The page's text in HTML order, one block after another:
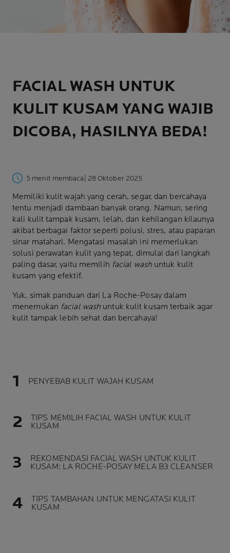
FACIAL WASH UNTUK
KULIT KUSAM YANG WAJIB
DICOBA, HASILNYA BEDA!
5 menit membaca | 28 Oktober 2025
Memiliki kulit wajah yang cerah, segar, dan bercahaya
tentu menjadi dambaan banyak orang. Namun, sering
kali kulit tampak kusam, lelah, dan kehilangan kilaunya
akibat berbagai faktor seperti polusi, stres, atau paparan
sinar matahari. Mengatasi masalah ini memerlukan
solusi perawatan kulit yang tepat, dimulai dari langkah
paling dasar, yaitu memilih facial washuntuk kulit
kusam yang efektif.
Yuk, simak panduan dari La Roche-Posay dalam
menemukan facial wash untuk kulit kusam terbaik agar
kulit tampak lebih sehat dan bercahaya!
PENYEBAB KULIT WAJAH KUSAM
TIPS MEMILIH FACIAL WASH UNTUK KULIT
KUSAM
REKOMENDASI FACIAL WASH UNTUK KULIT
KUSAM: LA ROCHE-POSAY MELA B3 CLEANSER
TIPS TAMBAHAN UNTUK MENGATASI KULIT
KUSAM